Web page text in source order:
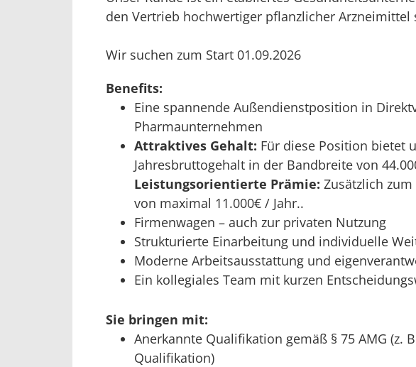
den Vertrieb hochwertiger pflanzlicher
Wir suchen zum Start 01.09.2026
Benefits:
Eine spannende Außendienstposition in
Pharmaunternehmen
Attraktives Gehalt: Für diese Position bietet
Jahresbruttogehalt in der Bandbreite von
Leistungsorientierte Prämie: Zusätzlich
von maximal 11.000€ / Jahr..
Firmenwagen – auch zur privaten Nutzung
Strukturierte Einarbeitung und individuelle
Moderne Arbeitsausstattung und
Ein kollegiales Team mit kurzen
Sie bringen mit:
Anerkannte Qualifikation gemäß § 75 AMG (z.
Qualifikation)